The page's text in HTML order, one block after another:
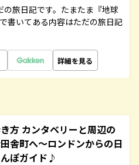
旅日記です。たまたま『地球
書いてある内容はただの旅日記
詳細を見る
方 カンタベリーと周辺の
舎町へ～ロンドンからの日
ぽガイド♪